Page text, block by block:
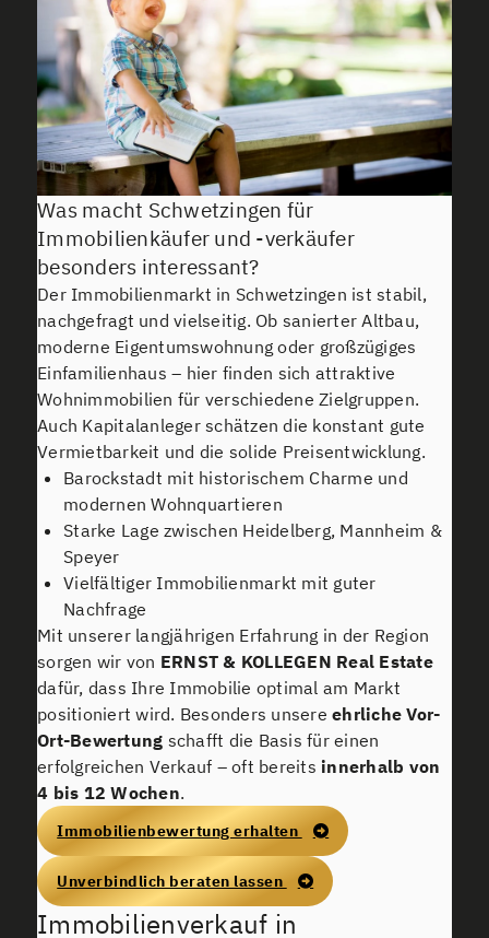
Was macht Schwetzingen für
Immobilienkäufer und -verkäufer
besonders interessant?
Der Immobilienmarkt in Schwetzingen ist stabil,
nachgefragt und vielseitig. Ob sanierter Altbau,
moderne Eigentumswohnung oder großzügiges
Einfamilienhaus – hier finden sich attraktive
Wohnimmobilien für verschiedene Zielgruppen.
Auch Kapitalanleger schätzen die konstant gute
Vermietbarkeit und die solide Preisentwicklung.
Barockstadt mit historischem Charme und
modernen Wohnquartieren
Starke Lage zwischen Heidelberg, Mannheim &
Speyer
Vielfältiger Immobilienmarkt mit guter
Nachfrage
Mit unserer langjährigen Erfahrung in der Region
sorgen wir von ERNST & KOLLEGEN Real Estate
dafür, dass Ihre Immobilie optimal am Markt
positioniert wird. Besonders unsereehrliche Vor-
Ort-Bewertung schafft die Basis für einen
erfolgreichen Verkauf – oft bereits innerhalb von
4 bis 12 Wochen.
Immobilienbewertung erhalten
Unverbindlich beraten lassen
Immobilienverkauf in